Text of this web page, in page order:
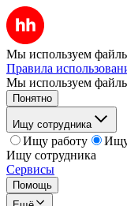
Мы используем файлы
Правила
Мы используем
Понятно
Ищу сотрудника
Ищу работу
Ищу
Ищу сотрудника
Сервисы
Помощь